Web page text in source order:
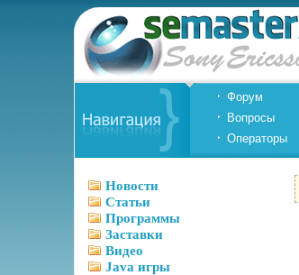
Форум
Вопросы
Операторы
Новости
Статьи
Программы
Заставки
Видео
Java игры